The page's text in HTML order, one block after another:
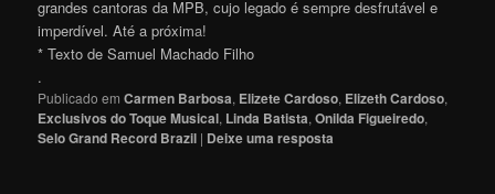
grandes cantoras da MPB, cujo legado é sempre desfrutável e
imperdível. Até a próxima!
* Texto de Samuel Machado Filho
.
Publicado em Carmen Barbosa, Elizete Cardoso, Elizeth Cardoso,
Exclusivos do Toque Musical, Linda Batista,Onilda Figueiredo,
Selo Grand Record Brazil | Deixe uma resposta